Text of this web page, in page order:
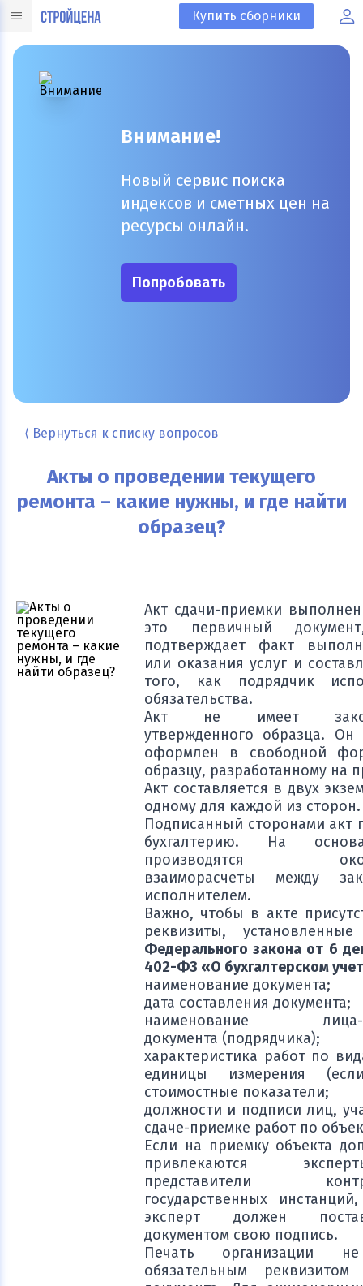
Купить сборники
Внимание!
Новый сервис поиска
индексов и сметных цен на
ресурсы онлайн.
Попробовать
⟨ Вернуться к списку вопросов
Акты о проведении текущего
ремонта – какие нужны, и где найти
образец?
Акт сдачи-приемки
это первичный
подтверждает факт
или оказания услуг и
того, как подрядчик
обязательства.
Акт не имеет
утвержденного образца.
оформлен в свободной
образцу, разработанному на
Акт составляется в двух
одному для каждой из сторон.
Подписанный сторонами акт
бухгалтерию. На
производятся
взаиморасчеты между
исполнителем.
Важно, чтобы в акте
реквизиты,
Федерального закона от 6
402-ФЗ «О бухгалтерском
наименование документа;
дата составления документа;
наименование лица-
документа (подрядчика);
характеристика работ по
единицы измерения
стоимостные показатели;
должности и подписи лиц,
сдаче-приемке работ по
Если на приемку объекта
привлекаются
представители
государственных
эксперт должен
документом свою подпись.
Печать организации
обязательным реквизитом